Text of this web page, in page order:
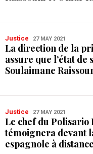
Justice 27 MAY 2021
La direction de la
assure que l’état de
Soulaimane
Justice 27 MAY 2021
Le chef du Polisario
témoignera devant
espagnole à distance